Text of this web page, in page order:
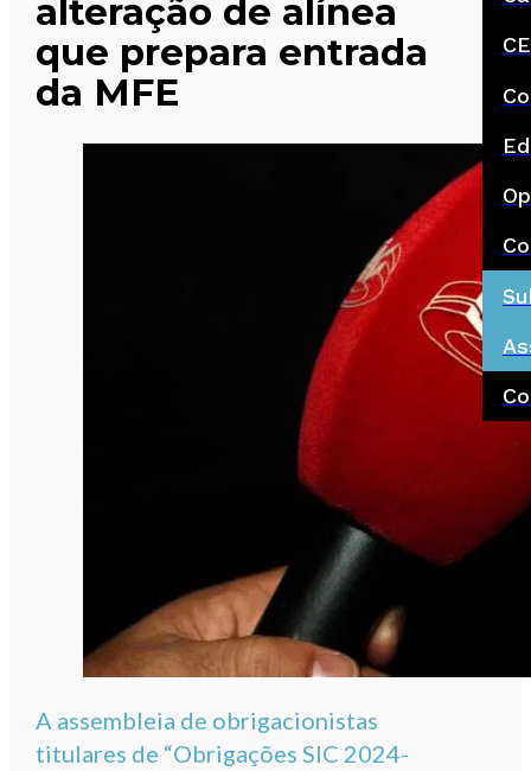
alteração de alínea
que prepara entrada
da MFE
A assembleia de obrigacionistas
titulares de “Obrigações SIC 2024-